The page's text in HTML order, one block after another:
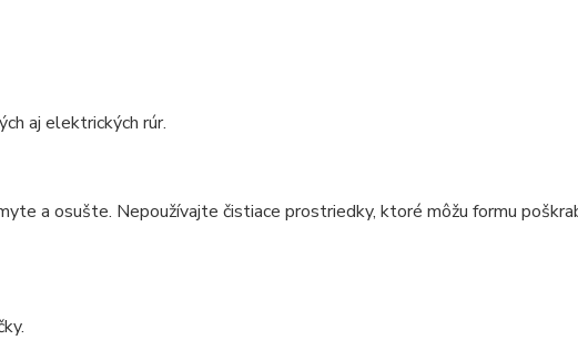
aj elektrických rúr.
a osušte. Nepoužívajte čistiace prostriedky, ktoré môžu formu